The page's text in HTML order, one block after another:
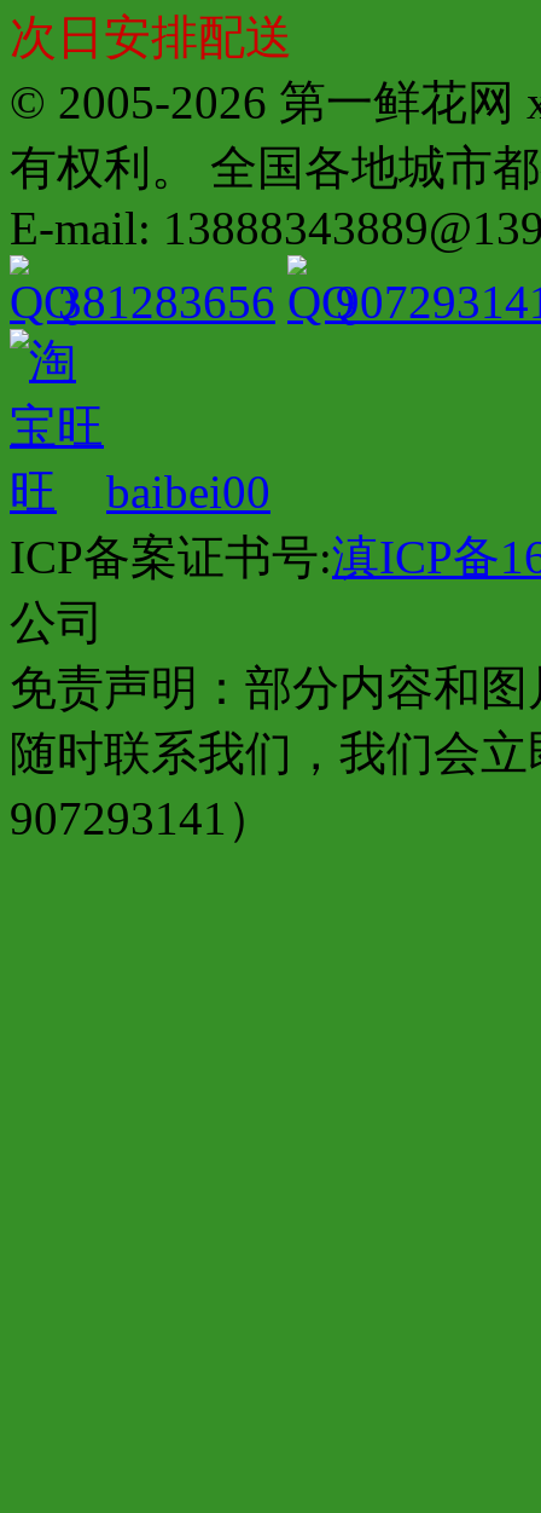
次日安排配送
© 2005-2026 第一鲜花网
有权利。 全国各地城市
E-mail:
381283656
baibei00
ICP备案证书号:滇ICP备
公司
免责声明：部分内容和
随时联系我们，我们会
907293141）